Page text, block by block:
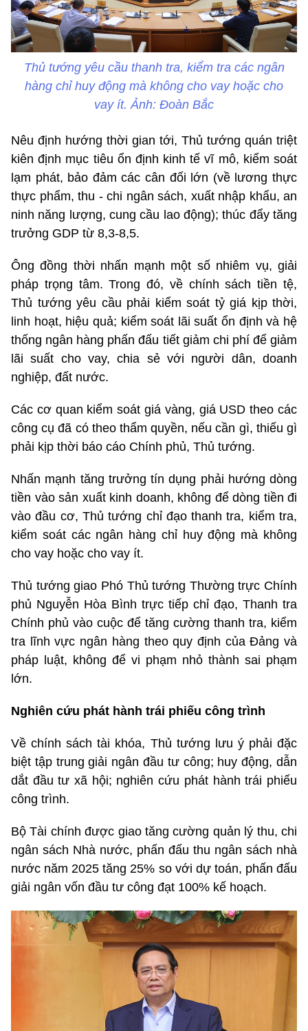
Thủ tướng yêu cầu thanh tra, kiểm tra các ngân
hàng chỉ huy động mà không cho vay hoặc cho
vay ít. Ảnh: Đoàn Bắc
Nêu định hướng thời gian tới, Thủ tướng quán triệt
kiên định mục tiêu ổn định kinh tế vĩ mô, kiểm soát
lạm phát, bảo đảm các cân đối lớn (về lương thực
thực phẩm, thu - chi ngân sách, xuất nhập khẩu, an
ninh năng lượng, cung cầu lao động); thúc đẩy tăng
trưởng GDP từ 8,3-8,5.
Ông đồng thời nhấn mạnh một số nhiêm vụ, giải
pháp trọng tâm. Trong đó, về chính sách tiền tệ,
Thủ tướng yêu cầu phải kiểm soát tỷ giá kịp thời,
linh hoạt, hiệu quả; kiểm soát lãi suất ổn định và hệ
thống ngân hàng phấn đấu tiết giảm chi phí để giảm
lãi suất cho vay, chia sẻ với người dân, doanh
nghiệp, đất nước.
Các cơ quan kiểm soát giá vàng, giá USD theo các
công cụ đã có theo thẩm quyền, nếu cần gì, thiếu gì
phải kịp thời báo cáo Chính phủ, Thủ tướng.
Nhấn mạnh tăng trưởng tín dụng phải hướng dòng
tiền vào sản xuất kinh doanh, không để dòng tiền đi
vào đầu cơ, Thủ tướng chỉ đạo thanh tra, kiểm tra,
kiểm soát các ngân hàng chỉ huy động mà không
cho vay hoặc cho vay ít.
Thủ tướng giao Phó Thủ tướng Thường trực Chính
phủ Nguyễn Hòa Bình trực tiếp chỉ đạo, Thanh tra
Chính phủ vào cuộc để tăng cường thanh tra, kiểm
tra lĩnh vực ngân hàng theo quy định của Đảng và
pháp luật, không để vi phạm nhỏ thành sai phạm
lớn.
Nghiên cứu phát hành trái phiếu công trình
Về chính sách tài khóa, Thủ tướng lưu ý phải đặc
biệt tập trung giải ngân đầu tư công; huy động, dẫn
dắt đầu tư xã hội; nghiên cứu phát hành trái phiếu
công trình.
Bộ Tài chính được giao tăng cường quản lý thu, chi
ngân sách Nhà nước, phấn đấu thu ngân sách nhà
nước năm 2025 tăng 25% so với dự toán, phấn đấu
giải ngân vốn đầu tư công đạt 100% kế hoạch.